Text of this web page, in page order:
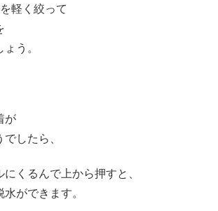
軽く絞って
う。
が
したら、
くるんで上から押すと、
ができます。